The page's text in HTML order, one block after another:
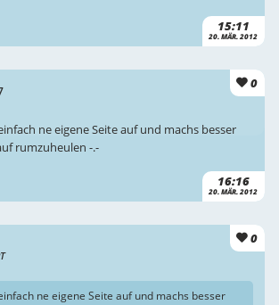
15:11
20. MÄR. 2012
0
16:16
20. MÄR. 2012
ne eigene Seite auf und machs besser
rumzuheulen -.-
0
ne eigene Seite auf und machs besser